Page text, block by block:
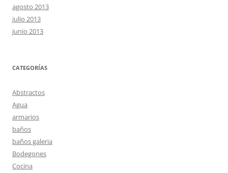
agosto 2013
julio 2013
junio 2013
CATEGORÍAS
Abstractos
Agua
armarios
baños
baños galeria
Bodegones
Cocina